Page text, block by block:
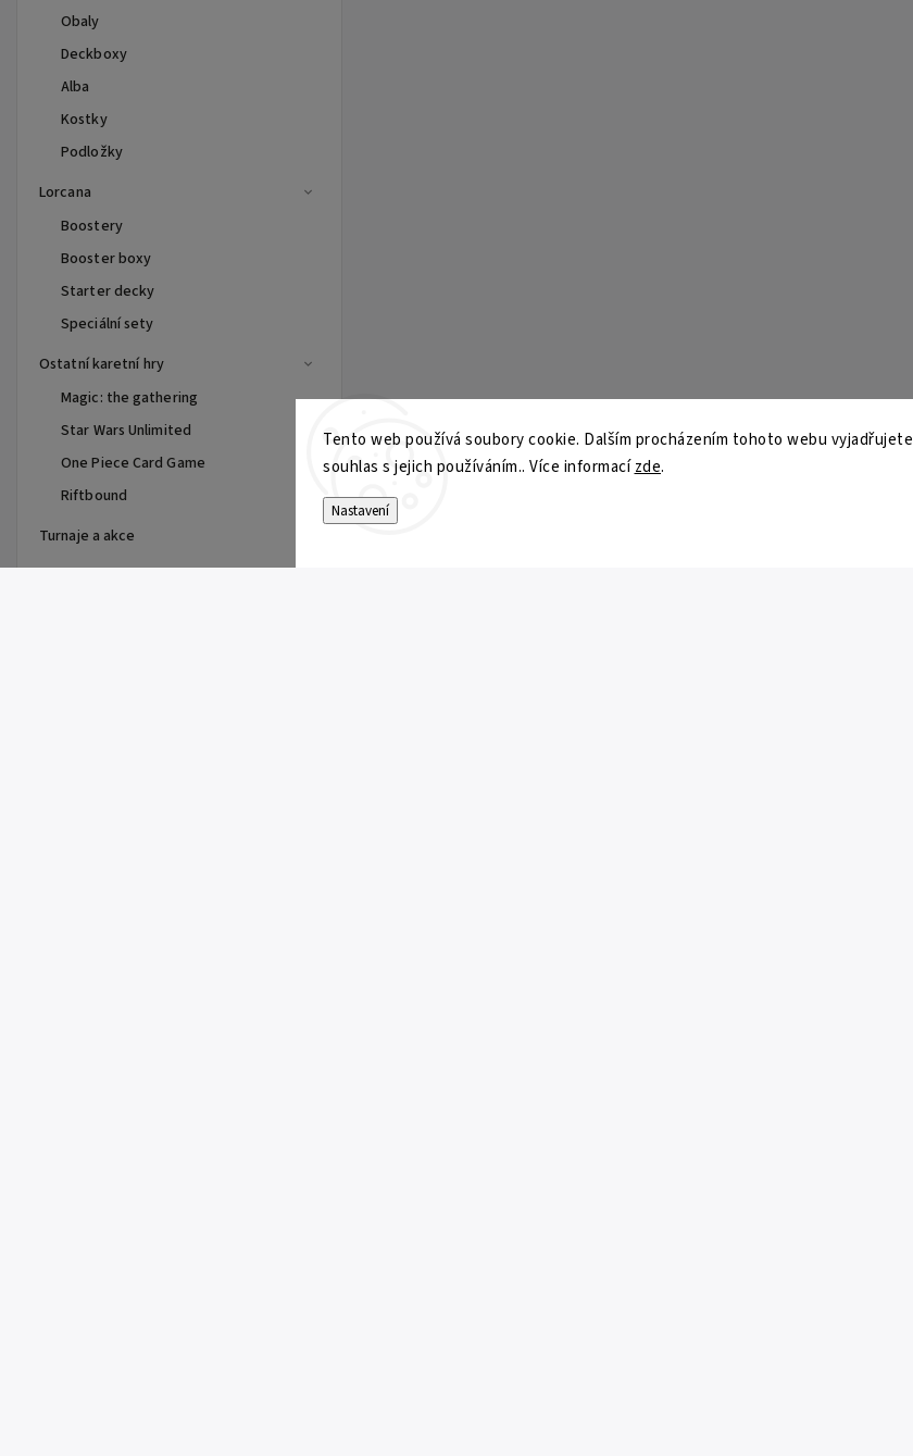
Tento web používá soubory cookie. Dalším procházením tohoto webu vyjadřujete
souhlas s jejich používáním.. Více informacízde.
Nastavení
Obaly
Deckboxy
Alba
Kostky
Podložky
Lorcana
Boostery
Booster boxy
Starter decky
Speciální sety
Ostatní karetní hry
Magic: the gathering
Star Wars Unlimited
One Piece Card Game
Riftbound
Turnaje a akce